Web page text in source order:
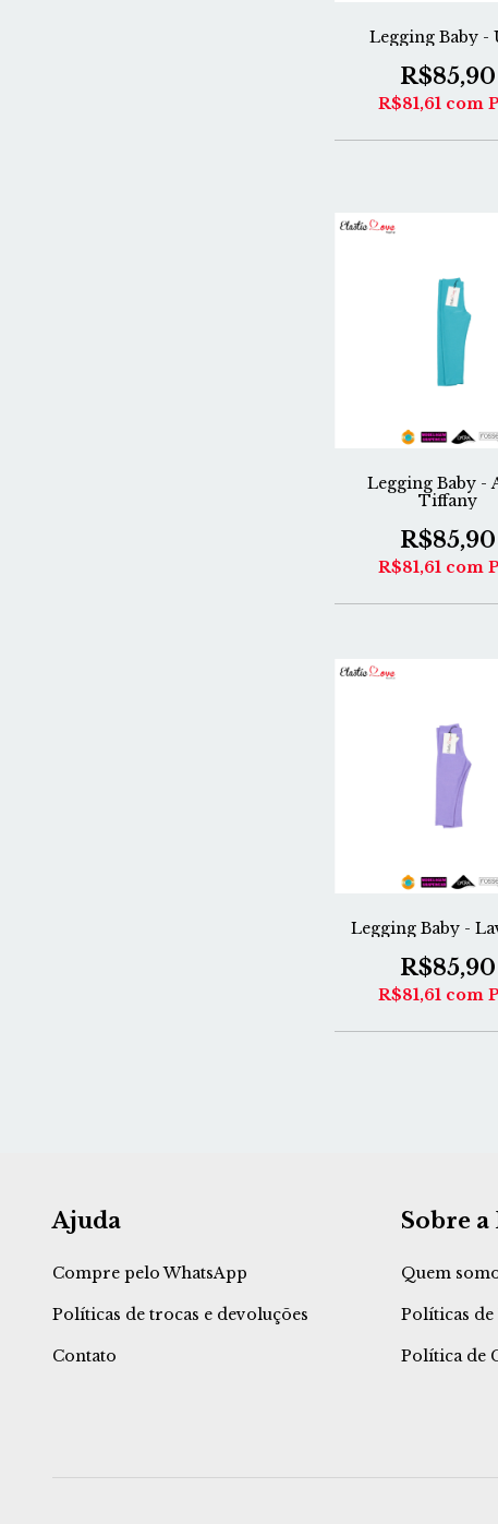
Legging Baby -
R$85,90
R$81,61 com
Legging Baby -
Tiffany
R$85,90
R$81,61 com
Legging Baby -
R$85,90
R$81,61 com
Ajuda
Compre pelo WhatsApp
Políticas de trocas e devoluções
Contato
Sobre a
Quem
Políticas
Política de